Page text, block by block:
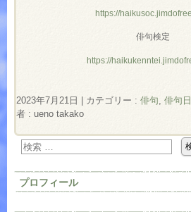
https://
俳句検定
https://
2023年7月21日 | カテゴリー : 俳句 俳句
者 : ueno takako
プロフィール